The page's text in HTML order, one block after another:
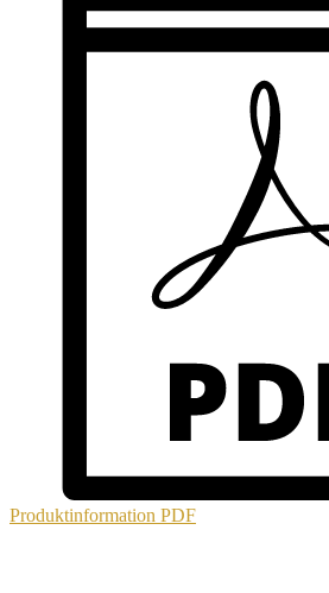
Produktinformation PDF